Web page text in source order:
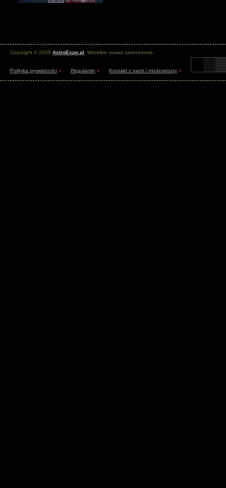
Copyright © 2008 AstroExpo.pl . Wszelkie prawa zastrzeżone.
Polityka prywatności » Regulamin » Kontakt z nami / moderatorzy »